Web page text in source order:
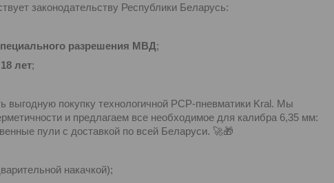
законодательству Республики Беларусь:
разрешения МВД;
лет;
покупку технологичной PCP-пневматики Kral. Мы
и предлагаем все необходимое для калибра 6,35 мм:
пули с доставкой по всей Беларуси. 🚀🎁
накачкой);